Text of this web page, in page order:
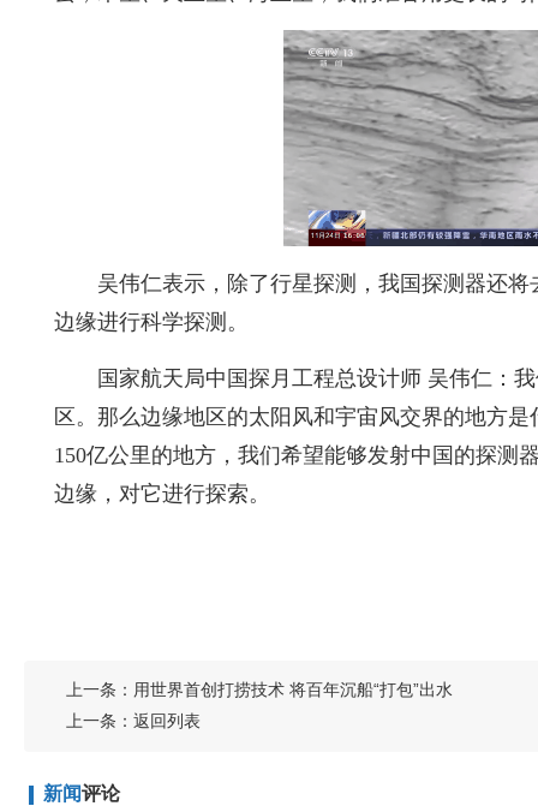
吴伟仁表示，除了行星探测，我国探测器还
边缘进行科学探测。
国家航天局中国探月工程总设计师 吴伟仁：
区。那么边缘地区的太阳风和宇宙风交界的地方
150亿公里的地方，我们希望能够发射中国的探测
边缘，对它进行探索。
上一条： 用世界首创打捞技术 将百年沉船“打包”出水
上一条： 返回列表
新闻评论